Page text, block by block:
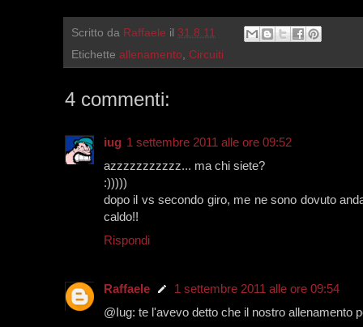
Scritto da Raffaele il 31.8.11
Etichette allenamento Circuiti
4 commenti:
iug 1 settembre 2011 alle ore 09:52
azzzzzzzzzzz... ma chi siete?
:)))))
dopo il vs secondo giro, me ne sono dovuto
caldo!!
Rispondi
Raffaele
1 settembre 2011 alle ore 09:54
@Iug: te l'avevo detto che il nostro allenamento